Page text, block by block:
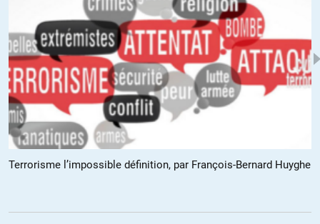
Duracuir //19.11.2017 à 09h26
Longue vie à Macron!!!! Et puisse-t-il faire 10 mandats de plus.
Pas que je l’aime beaucoup, mais depuis de Gaulle, chaque président
est pire que le précédent avec une accélération morbide depuis
Sarkozy. Alors pire que Sarkozy, je pensais ça impossible. Erreur. Puis
pire que Hollande… C’est possible.
SVP, arrêtons là. 🙂
Terrorisme l’impossible définition, par François-Bernard Huyghe